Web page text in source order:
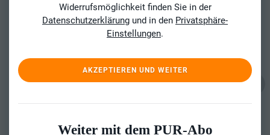
Widerrufsmöglichkeit finden Sie in der
Datenschutzerklärung und in den Privatsphäre-
Einstellungen.
AKZEPTIEREN UND WEITER
Weiter mit dem PUR-Abo